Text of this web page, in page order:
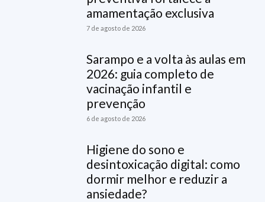
amamentação exclusiva
7 de agosto de 2026
Sarampo e a volta às aulas em
2026: guia completo de
vacinação infantil e
prevenção
6 de agosto de 2026
Higiene do sono e
desintoxicação digital: como
dormir melhor e reduzir a
ansiedade?